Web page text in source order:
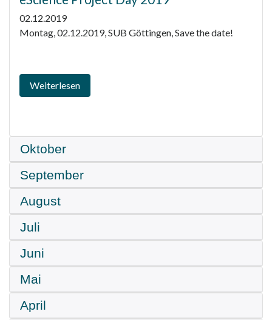
02.12.2019
Montag, 02.12.2019, SUB Göttingen, Save the date!
Weiterlesen
Oktober
September
August
Juli
Juni
Mai
April